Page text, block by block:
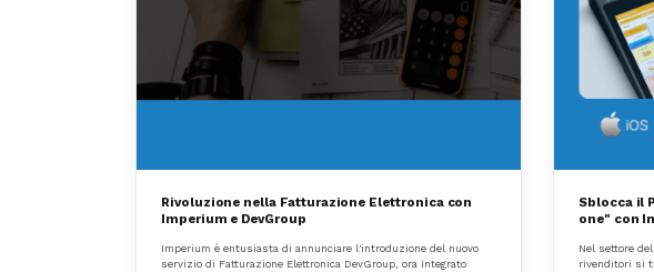
Rivoluzione nella Fatturazione Elettronica con
Imperium e DevGroup
Imperium è entusiasta di annunciare l'introduzione del nuovo
servizio di Fatturazione Elettronica DevGroup, ora integrato
Sblocca il
one" con
Nel settore
rivenditori si